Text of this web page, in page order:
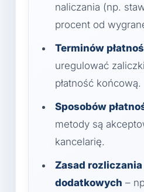
naliczania (np.
procent od
Terminów
uregulować
płatność końcową.
Sposobów
metody są
kancelarię.
Zasad
dodatkowych –